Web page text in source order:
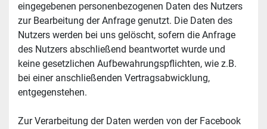
eingegebenen personenbezogenen Daten des Nutzers
zur Bearbeitung der Anfrage genutzt. Die Daten des
Nutzers werden bei uns gelöscht, sofern die Anfrage
des Nutzers abschließend beantwortet wurde und
keine gesetzlichen Aufbewahrungspflichten, wie z.B.
bei einer anschließenden Vertragsabwicklung,
entgegenstehen.
Zur Verarbeitung der Daten werden von der Facebook